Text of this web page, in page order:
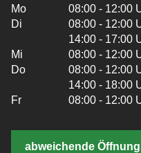
Mo
08:00 - 12:00
Di
08:00 - 12:00
14:00 - 17:00
Mi
08:00 - 12:00
Do
08:00 - 12:00
14:00 - 18:00
Fr
08:00 - 12:00
abweichende